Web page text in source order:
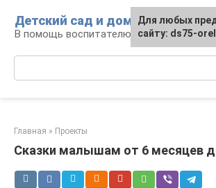
контенту
Детский сад и дом
В помощь воспитателю и родителям
Главная » Проекты
Сказки малышам от 6 месяцев
Для любых
сайту: ds75-